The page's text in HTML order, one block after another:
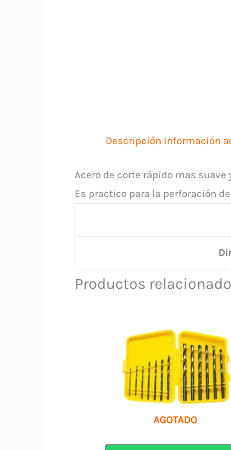
Descripción Información
Acero de corte rápido mas
Es practico para la perforación
Productos
AGOTADO